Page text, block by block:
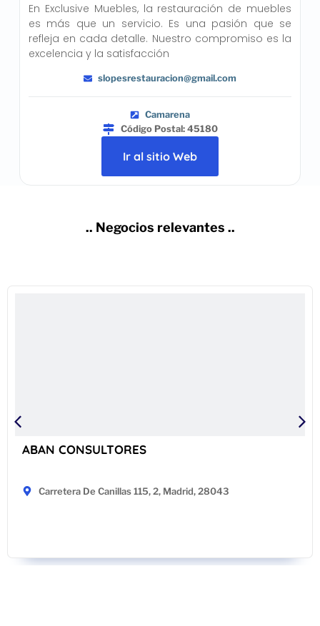
En Exclusive Muebles, la restauración de muebles
es más que un servicio. Es una pasión que se
refleja en cada detalle. Nuestro compromiso es la
excelencia y la satisfacción
slopesrestauracion@gmail.com
Camarena
Código Postal: 45180
Ir al sitio Web
.. Negocios relevantes ..
ABAN CONSULTORES
Carretera De Canillas 115, 2, Madrid, 28043